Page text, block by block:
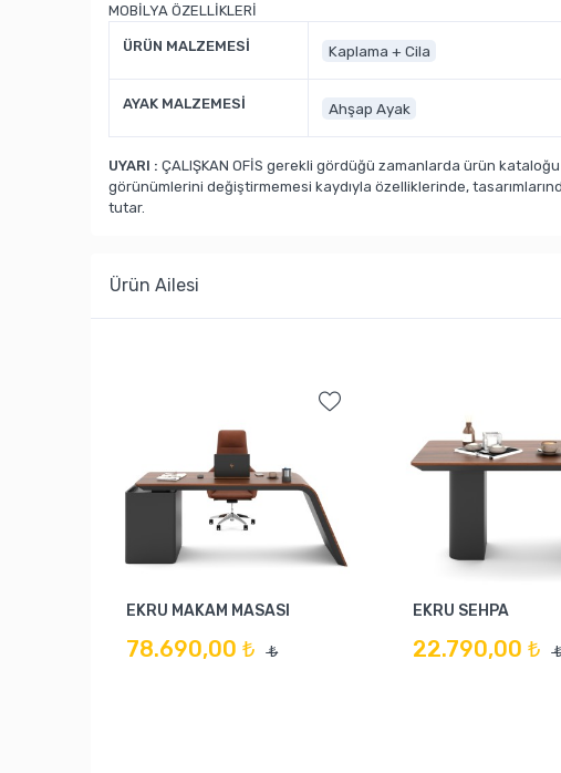
MOBİLYA ÖZELLİKLERİ
ÜRÜN MALZEMESİ Kaplama + Cila
AYAK MALZEMESİ Ahşap Ayak
UYARI : ÇALIŞKAN OFİS gerekli gördüğü zamanlarda ürün
görünümlerini değiştirmemesi kaydıyla özelliklerinde,
tutar.
Ürün Ailesi
EKRU MAKAM MASASI
78.690,00 ₺ ₺
EKRU SEHPA
22.790,00 ₺